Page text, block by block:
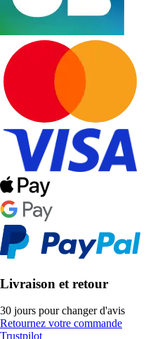
Livraison et retour
30 jours pour changer d'avis
Retournez votre commande
Trustpilot